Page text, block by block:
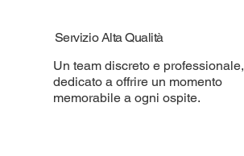
Servizio Alta Qualità
Un team discreto e professionale,
dedicato a offrire un momento
memorabile a ogni ospite.